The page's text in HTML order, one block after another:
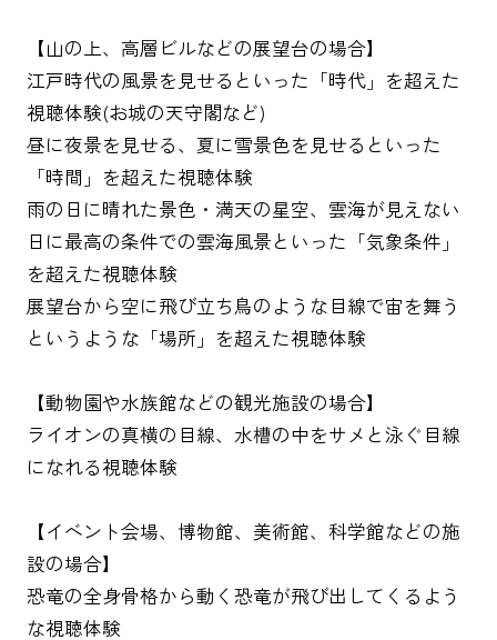
【山の上、高層ビルなどの展望台の場合】
江戸時代の風景を見せるといった「時代」を超えた
視聴体験(お城の天守閣など)
昼に夜景を見せる、夏に雪景色を見せるといった
「時間」を超えた視聴体験
雨の日に晴れた景色・満天の星空、雲海が見えない
日に最高の条件での雲海風景といった「気象条件」
を超えた視聴体験
展望台から空に飛び立ち鳥のような目線で宙を舞う
というような「場所」を超えた視聴体験
【動物園や水族館などの観光施設の場合】
ライオンの真横の目線、水槽の中をサメと泳ぐ目線
になれる視聴体験
【イベント会場、博物館、美術館、科学館などの施
設の場合】
恐竜の全身骨格から動く恐竜が飛び出してくるよう
な視聴体験